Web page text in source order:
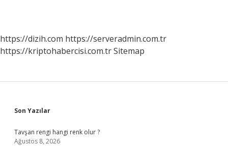
https://dizih.com https://serveradmin.com.tr
https://kriptohabercisi.com.trSitemap
Sidebar
Son Yazılar
Tavşan rengi hangi renk olur ?
Ağustos 8, 2026